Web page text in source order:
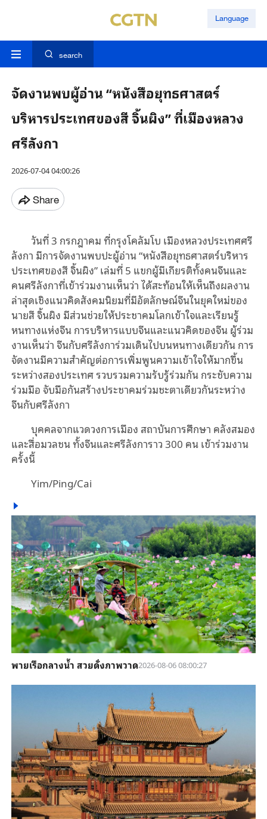
Language
search
จัดงานพบผู้อ่าน “หนังสือยุทธศาสตร์
บริหารประเทศของสี จิ้นผิง” ที่เมืองหลวง
ศรีลังกา
2026-07-04 04:00:26
Share
วันที่ 3 กรกฎาคม ที่กรุงโคลัมโบ เมืองหลวงประเทศศรี
ลังกา มีการจัดงานพบปะผู้อ่าน “หนังสือยุทธศาสตร์บริหาร
ประเทศของสี จิ้นผิง” เล่มที่ 5 แขกผู้มีเกียรติทั้งคนจีนและ
คนศรีลังกาที่เข้าร่วมงานเห็นว่า ได้สะท้อนให้เห็นถึงผลงาน
ล่าสุดเชิงแนวคิดสังคมนิยมที่มีอัตลักษณ์จีนในยุคใหม่ของ
นายสี จิ้นผิง มีส่วนช่วยให้ประชาคมโลกเข้าใจและเรียนรู้
หนทางแห่งจีน การบริหารแบบจีนและแนวคิดของจีน ผู้ร่วม
งานเห็นว่า จีนกับศรีลังการ่วมเดินไปบนหนทางเดียวกัน การ
จัดงานมีความสำคัญต่อการเพิ่มพูนความเข้าใจให้มากขึ้น
ระหว่างสองประเทศ รวบรวมความรับรู้ร่วมกัน กระชับความ
ร่วมมือ จับมือกันสร้างประชาคมร่วมชะตาเดียวกันระหว่าง
จีนกับศรีลังกา
บุคคลจากแวดวงการเมือง สถาบันการศึกษา คลังสมอง
และสื่อมวลชน ทั้งจีนและศรีลังการาว 300 คน เข้าร่วมงาน
ครั้งนี้
Yim/Ping/Cai
พายเรือกลางน้ำ สวยดั่งภาพวาด2026-08-06 08:00:27